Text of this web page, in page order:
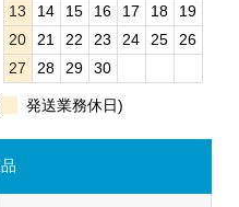
13
14 15 16 17 18
19
20
21 22 23 24 25
26
27
28 29 30
発送業務休日)